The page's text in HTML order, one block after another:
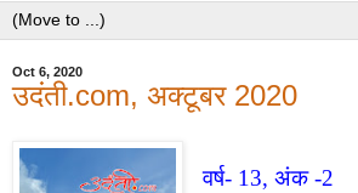
Oct 6, 2020
उदंती.com, अक्टूबर 2020
वर्ष- 13, अंक -2